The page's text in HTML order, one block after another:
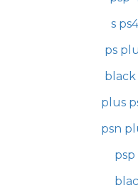
s
ps
black
plus
psn